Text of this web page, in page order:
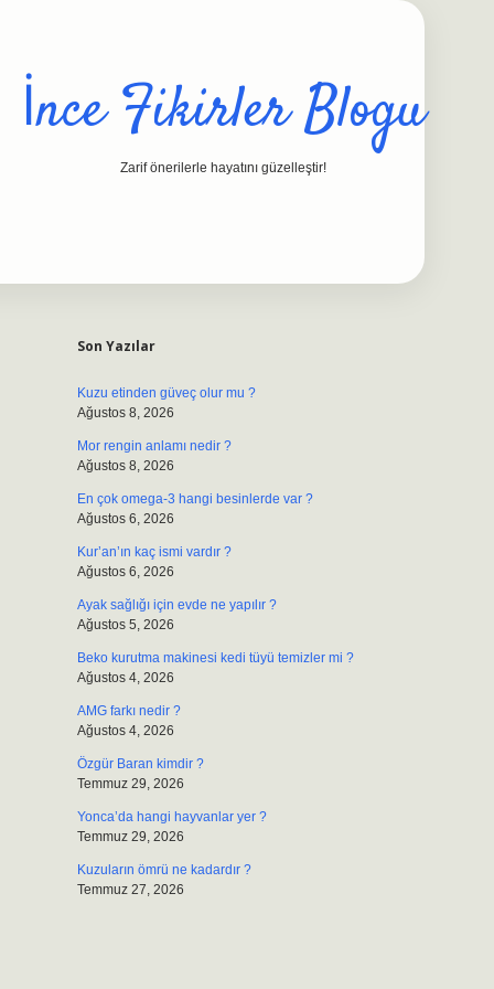
İnce Fikirler Blogu
Zarif önerilerle hayatını güzelleştir!
Son Yazılar
Kuzu etinden güveç olur mu ?
Ağustos 8, 2026
Mor rengin anlamı nedir ?
Ağustos 8, 2026
En çok omega-3 hangi besinlerde var ?
Ağustos 6, 2026
Kur’an’ın kaç ismi vardır ?
Ağustos 6, 2026
Ayak sağlığı için evde ne yapılır ?
Ağustos 5, 2026
Beko kurutma makinesi kedi tüyü temizler mi ?
Ağustos 4, 2026
AMG farkı nedir ?
Ağustos 4, 2026
Özgür Baran kimdir ?
Temmuz 29, 2026
Yonca’da hangi hayvanlar yer ?
Temmuz 29, 2026
Kuzuların ömrü ne kadardır ?
Temmuz 27, 2026